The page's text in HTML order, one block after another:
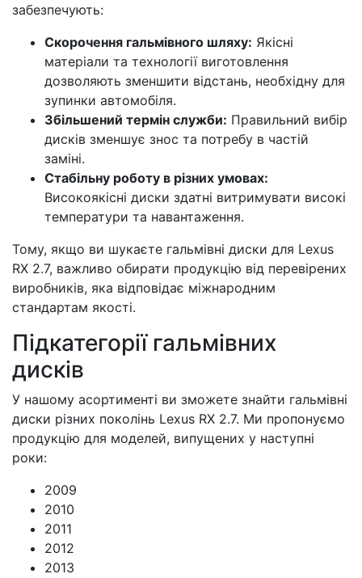
забезпечують:
Скорочення гальмівного шляху: Якісні
матеріали та технології виготовлення
дозволяють зменшити відстань, необхідну для
зупинки автомобіля.
Збільшений термін служби: Правильний вибір
дисків зменшує знос та потребу в частій
заміні.
Стабільну роботу в різних умовах:
Високоякісні диски здатні витримувати високі
температури та навантаження.
Тому, якщо ви шукаєте гальмівні диски для Lexus
RX 2.7, важливо обирати продукцію від перевірених
виробників, яка відповідає міжнародним
стандартам якості.
Підкатегорії гальмівних
дисків
У нашому асортименті ви зможете знайти гальмівні
диски різних поколінь Lexus RX 2.7. Ми пропонуємо
продукцію для моделей, випущених у наступні
роки:
2009
2010
2011
2012
2013